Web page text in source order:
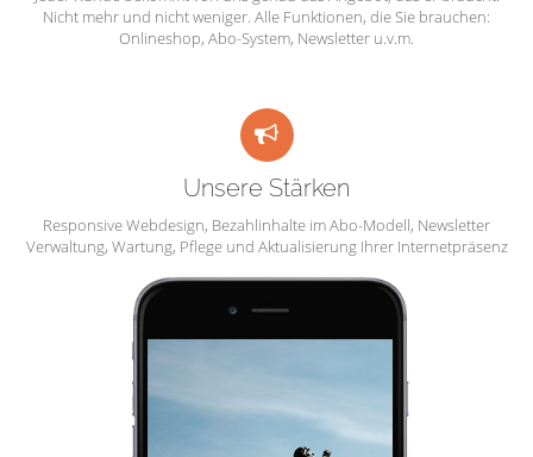
Nicht mehr und nicht weniger. Alle Funktionen, die Sie brauchen:
Onlineshop, Abo-System, Newsletter u.v.m.
Unsere Stärken
Responsive Webdesign, Bezahlinhalte im Abo-Modell, Newsletter
Verwaltung, Wartung, Pflege und Aktualisierung Ihrer Internetpräsenz